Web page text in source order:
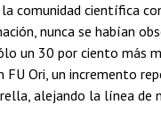
la comunidad científica
nunca se habían
un 30 por ciento más
FU Ori, un incremento
alejando la línea de